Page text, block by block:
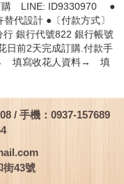
購 LINE: ID9330970 ●
代設計 ●〔付款方式〕
銀行代號822 銀行帳號
日前2天完成訂購.付款手
→ 填寫收花人資料→ 填
/ 手機：0937-157689
街43號